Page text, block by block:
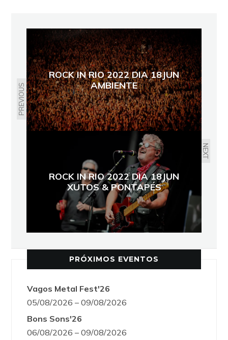
PREVIOUS
ROCK IN RIO 2022 DIA 18JUN
AMBIENTE
NEXT
ROCK IN RIO 2022 DIA 18JUN
XUTOS & PONTAPÉS
PRÓXIMOS EVENTOS
Vagos Metal Fest'26
05/08/2026 – 09/08/2026
Bons Sons'26
06/08/2026 – 09/08/2026